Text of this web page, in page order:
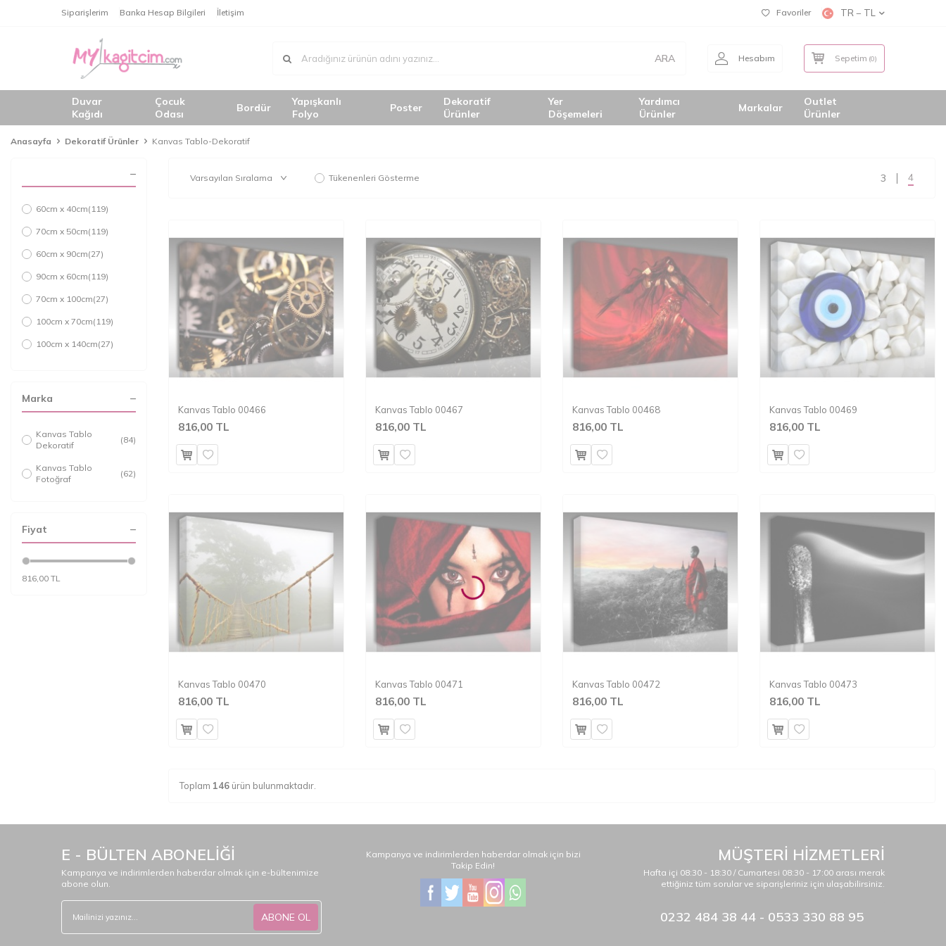
Siparişlerim Banka Hesap Bilgileri İletişim Favoriler TR − TL
ARA Hesabım Sepetim (0)
Duvar
Kağıdı
Çocuk
Odası
Bordür
Yapışkanlı
Folyo
Poster
Dekoratif
Ürünler
Yer
Döşemeleri
Yardımcı
Ürünler
Markalar
Outlet
Ürünler
Anasayfa Dekoratif Ürünler Kanvas Tablo-Dekoratif
60cm x 40cm(119)
70cm x 50cm(119)
60cm x 90cm(27)
90cm x 60cm(119)
70cm x 100cm(27)
100cm x 70cm(119)
100cm x 140cm(27)
Marka
Kanvas Tablo
Dekoratif
(84)
Kanvas Tablo
Fotoğraf
(62)
Fiyat
816,00 TL
Tükenenleri Gösterme 3 4
Kanvas Tablo 00466
816,00 TL
Kanvas Tablo 00467
816,00 TL
Kanvas Tablo 00468
816,00 TL
Kanvas Tablo 00469
816,00 TL
Kanvas Tablo 00470
816,00 TL
Kanvas Tablo 00471
816,00 TL
Kanvas Tablo 00472
816,00 TL
Kanvas Tablo 00473
816,00 TL
Toplam 146 ürün bulunmaktadır.
E - BÜLTEN ABONELİĞİ
Kampanya ve indirimlerden haberdar olmak için e-bültenimize
abone olun.
ABONE OL
Kampanya ve indirimlerden haberdar olmak için bizi
Takip Edin!
MÜŞTERİ HİZMETLERİ
Hafta içi 08:30 - 18:30 / Cumartesi 08:30 - 17:00 arası merak
ettiğiniz tüm sorular ve siparişleriniz için ulaşabilirsiniz.
0232 484 38 44 - 0533 330 88 95